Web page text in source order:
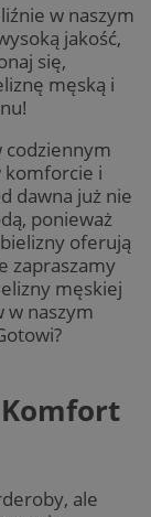
w naszym
jakość,
się,
męską i
codziennym
komforcie i
dawna już nie
ponieważ
oferują
zapraszamy
męskiej
w naszym
ale